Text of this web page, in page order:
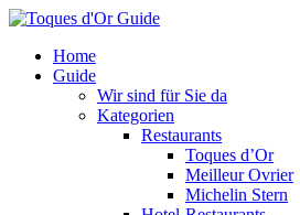
Home
Guide
Wir sind für Sie da
Kategorien
Restaurants
Toques d’Or
Meilleur Ovrier
Michelin Stern